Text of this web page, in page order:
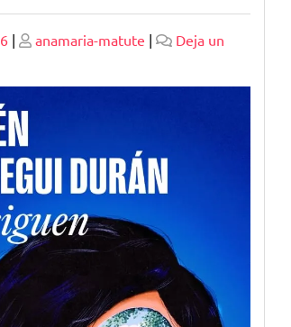
| Publicado
anamaria-matute |
Deja un
Últimas
Publicadas:
Literario
Actual